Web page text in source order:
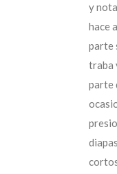
y
hace
parte
traba
parte